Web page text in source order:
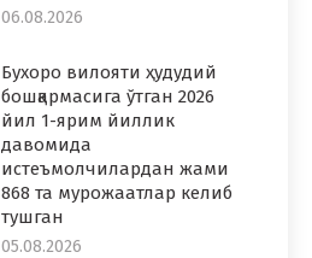
06.08.2026
Бухоро вилояти ҳудудий
бошқармасига ўтган 2026
йил 1-ярим йиллик
давомида
истеъмолчилардан жами
868 та мурожаатлар келиб
тушган
05.08.2026